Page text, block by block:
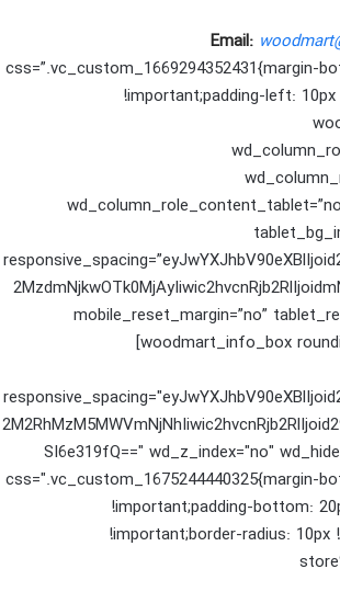
Email:
css=”.vc_custom_1669294352431{margin-
!important;padding-left: 10px
mobile_reset_margin=”no”
[woodmart_info_box
SI6e319fQ==" wd_z_index="no"
css=".vc_custom_1675244440325{margin-
!important;padding-bottom:
!important;border-radius: 10px